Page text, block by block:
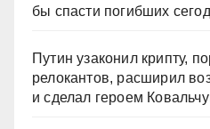
бы спасти погибших
Путин узаконил крипту,
релокантов, расширил
и сделал героем